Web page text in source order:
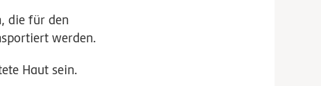
die für den
werden.
Haut sein.